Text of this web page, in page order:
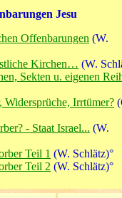
Jesu
Offenbarungen (W.
Kirchen… (W.
Sekten u. eigenen
Irrtümer?
- Staat Israel... (W.
Teil 1 (W. Schlätz)°
Teil 2 (W. Schlätz)°